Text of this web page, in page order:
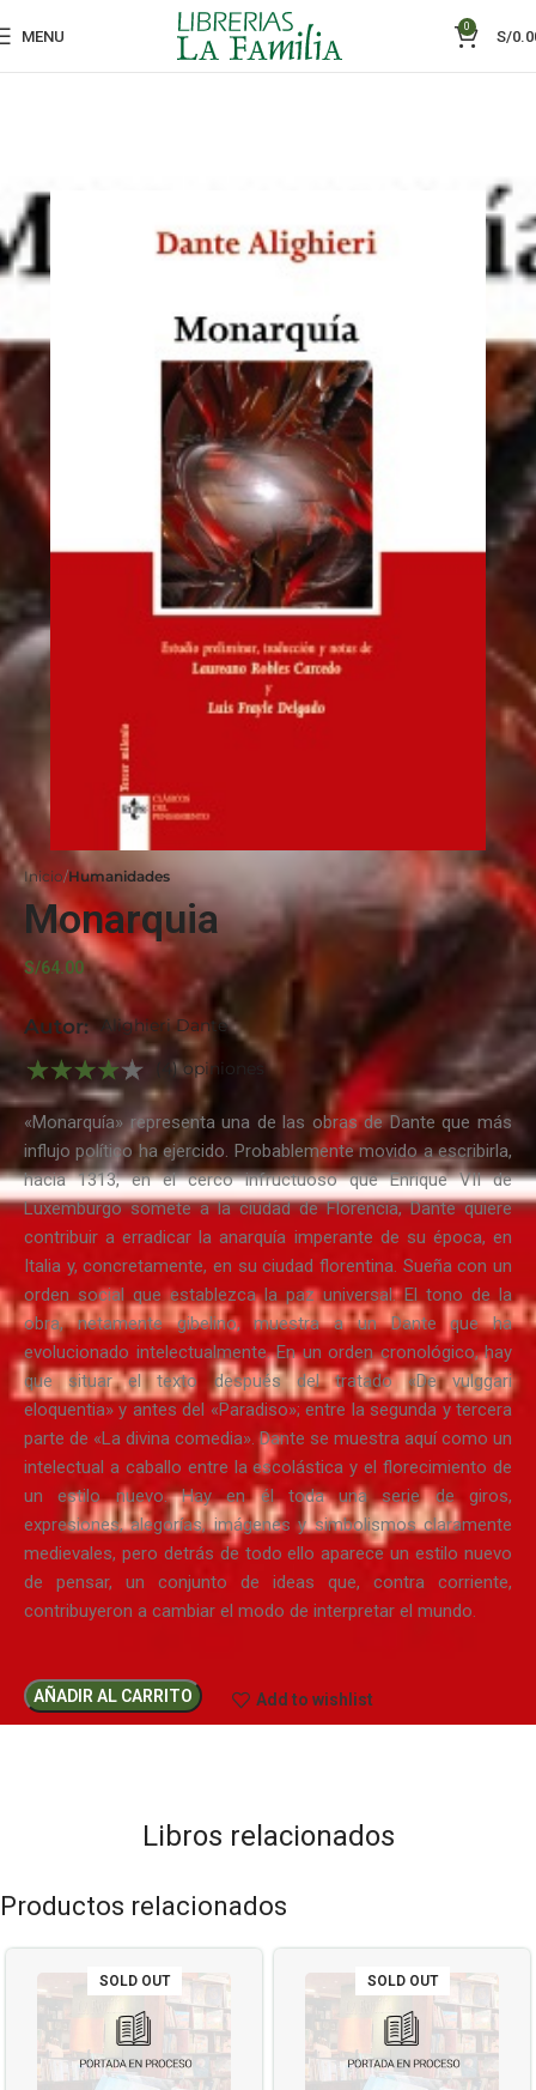
MENU
0
S/
Inicio Humanidades
Monarquia
S/64.00
Autor: Alighieri Dante
(4) opiniones
«Monarquía» representa una de las obras de Dante que más
influjo político ha ejercido. Probablemente movido a escribirla,
hacia 1313, en el cerco infructuoso que Enrique VII de
Luxemburgo somete a la ciudad de Florencia, Dante quiere
contribuir a erradicar la anarquía imperante de su época, en
Italia y, concretamente, en su ciudad florentina. Sueña con un
orden social que establezca la paz universal. El tono de la
obra, netamente gibelino, muestra a un Dante que ha
evolucionado intelectualmente. En un orden cronológico, hay
que situar el texto después del tratado «De vulggari
eloquentia» y antes del «Paradiso»; entre la segunda y tercera
parte de «La divina comedia». Dante se muestra aquí como un
intelectual a caballo entre la escolástica y el florecimiento de
un estilo nuevo. Hay en él toda una serie de giros,
expresiones, alegorías, imágenes y simbolismos claramente
medievales, pero detrás de todo ello aparece un estilo nuevo
de pensar, un conjunto de ideas que, contra corriente,
contribuyeron a cambiar el modo de interpretar el mundo.
AÑADIR AL CARRITO Add to wishlist
Libros relacionados
Productos relacionados
SOLD OUT SOLD OUT